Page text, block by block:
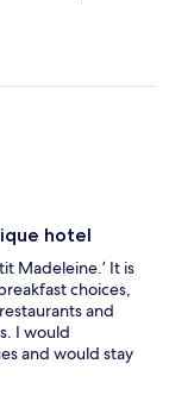
hotel
Madeleine.’ It is
choices,
and
I would
and would stay